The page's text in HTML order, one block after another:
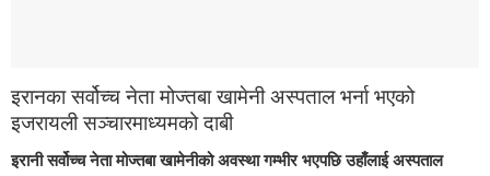
इरानका सर्वोच्च नेता मोज्तबा खामेनी अस्पताल भर्ना भएको
इजरायली सञ्चारमाध्यमको दाबी
इरानी सर्वोच्च नेता मोज्तबा खामेनीको अवस्था गम्भीर भएपछि उहाँलाई अस्पताल